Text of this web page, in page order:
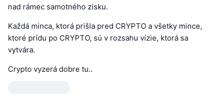
nad rámec samotného zisku.
Každá minca, ktorá prišla pred CRYPTO a všetky mince,
ktoré prídu po CRYPTO, sú v rozsahu vízie, ktorá sa
vytvára.
Crypto vyzerá dobre tu..